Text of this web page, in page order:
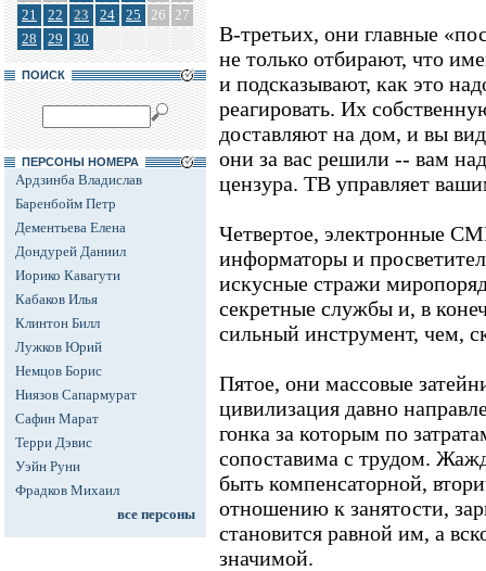
21
22 23 24 25 26 27
28
29 30
ПОИСК
ПЕРСОНЫ НОМЕРА
Ардзинба Владислав
Баренбойм Петр
Дементьева Елена
Дондурей Даниил
Иорико Кавагути
Кабаков Илья
Клинтон Билл
Лужков Юрий
Немцов Борис
Ниязов Сапармурат
Сафин Марат
Терри Дэвис
Уэйн Руни
Фрадков Михаил
все персоны
В-третьих, они главные
не только отбирают, что
и подсказывают, как это
реагировать. Их
доставляют на дом, и вы
они за вас решили -- вам
цензура. ТВ управляет
Четвертое, электронные
информаторы и
искусные стражи
секретные службы и, в
сильный инструмент, чем,
Пятое, они массовые
цивилизация давно
гонка за которым по
сопоставима с трудом.
быть компенсаторной,
отношению к занятости,
становится равной им, а
значимой.